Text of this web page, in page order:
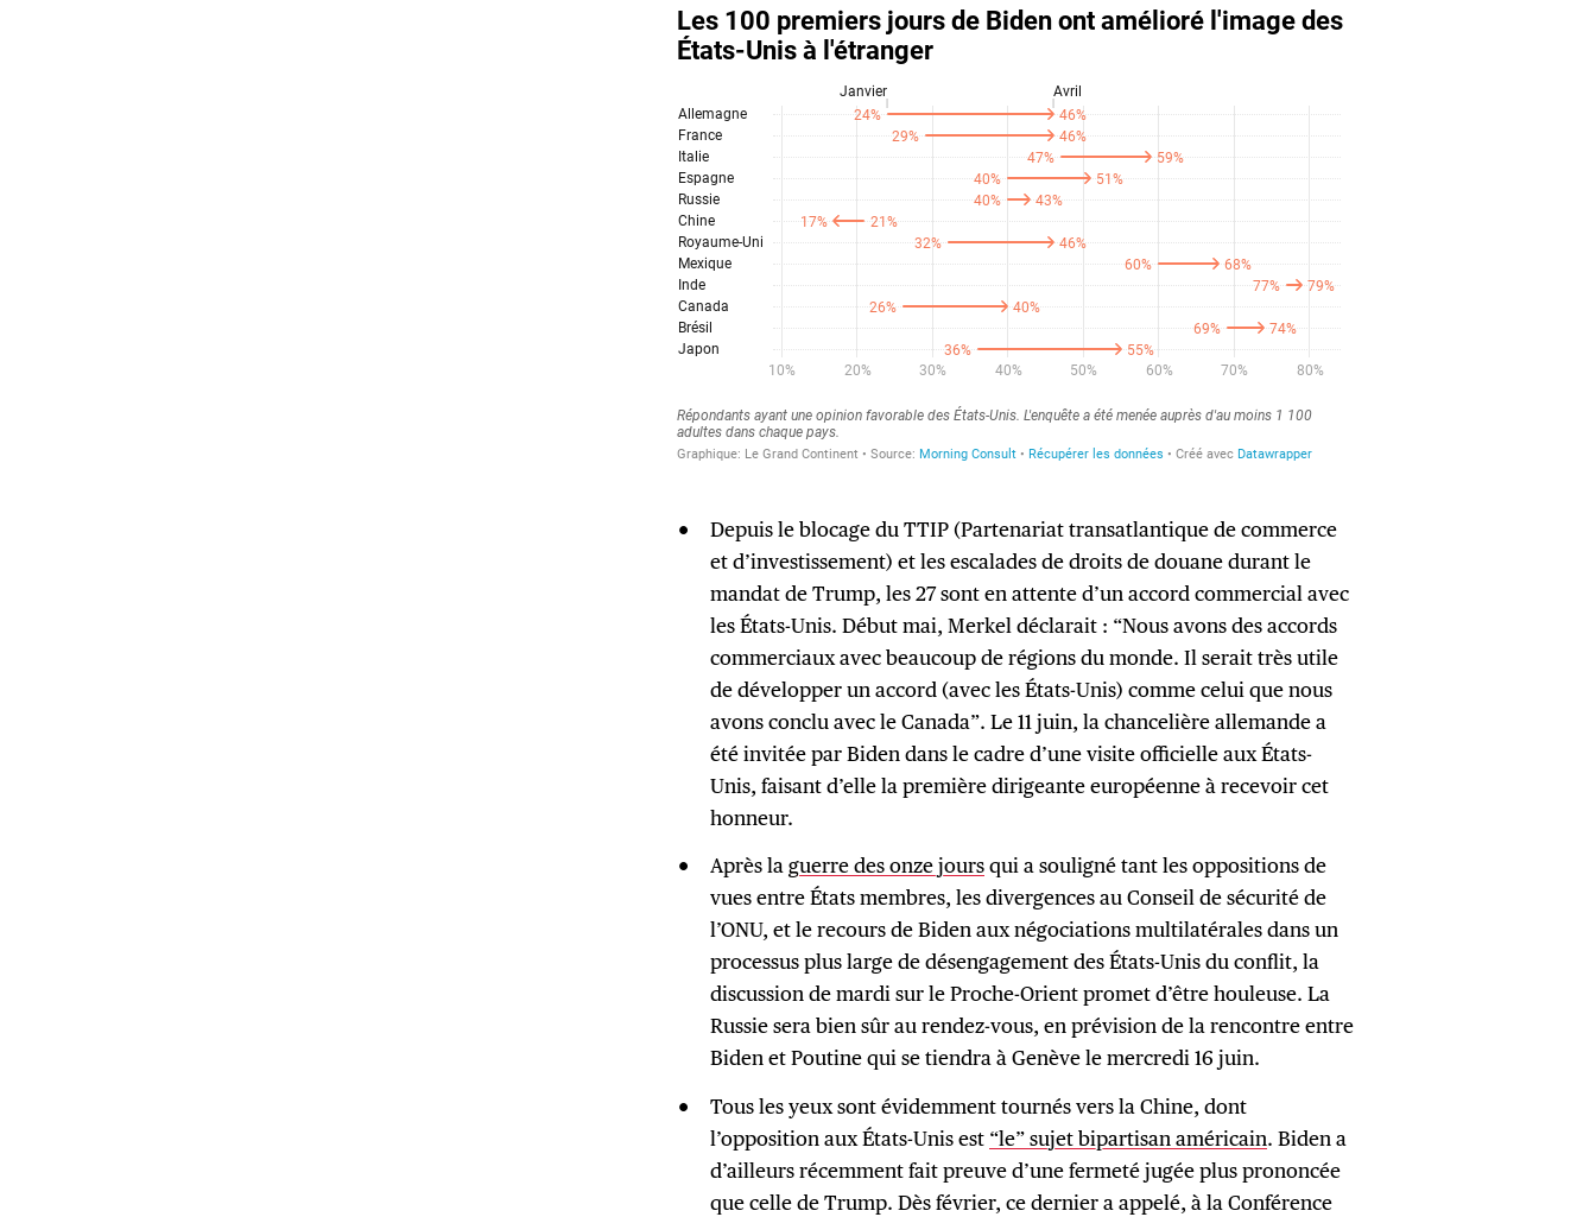
Depuis le blocage du TTIP (Partenariat transatlantique de commerce
et d’investissement) et les escalades de droits de douane durant le
mandat de Trump, les 27 sont en attente d’un accord commercial avec
les États-Unis. Début mai, Merkel déclarait : “Nous avons des accords
commerciaux avec beaucoup de régions du monde. Il serait très utile
de développer un accord (avec les États-Unis) comme celui que nous
avons conclu avec le Canada”. Le 11 juin, la chancelière allemande a
été invitée par Biden dans le cadre d’une visite officielle aux États-
Unis, faisant d’elle la première dirigeante européenne à recevoir cet
honneur.
Après laguerre des onze joursqui a souligné tant les oppositions de
vues entre États membres, les divergences au Conseil de sécurité de
l’ONU, et le recours de Biden aux négociations multilatérales dans un
processus plus large de désengagement des États-Unis du conflit, la
discussion de mardi sur le Proche-Orient promet d’être houleuse. La
Russie sera bien sûr au rendez-vous, en prévision de la rencontre entre
Biden et Poutine qui se tiendra à Genève le mercredi 16 juin.
Tous les yeux sont évidemment tournés vers la Chine, dont
l’opposition aux États-Unis est “le” sujet bipartisan américain. Biden a
d’ailleurs récemment fait preuve d’une fermeté jugée plus prononcée
que celle de Trump. Dès février, ce dernier a appelé, à la Conférence